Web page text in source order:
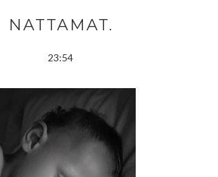
NATTAMAT.
23:54